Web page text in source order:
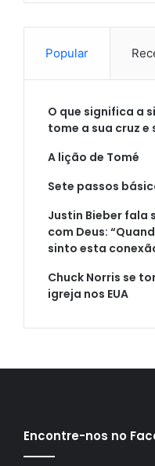
Popular
O que significa a
tome a sua cruz e
A lição de Tomé
Sete passos
Justin Bieber fala
com Deus:
sinto esta
Chuck Norris se
igreja nos EUA
Encontre-nos no